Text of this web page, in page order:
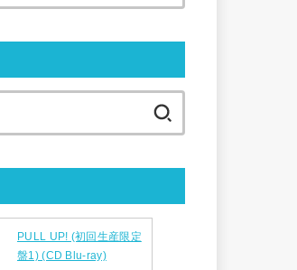
PULL UP! (初回生産限定
盤1) (CD Blu-ray)